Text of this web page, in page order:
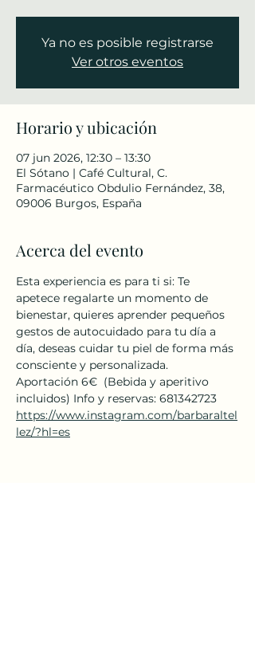
Ya no es posible registrarse
Ver otros eventos
Horario y ubicación
07 jun 2026, 12:30 – 13:30
El Sótano | Café Cultural, C.
Farmacéutico Obdulio Fernández, 38,
09006 Burgos, España
Acerca del evento
Esta experiencia es para ti si: Te
apetece regalarte un momento de
bienestar, quieres aprender pequeños
gestos de autocuidado para tu día a
día, deseas cuidar tu piel de forma más
consciente y personalizada.
Aportación 6€  (Bebida y aperitivo
incluidos) Info y reservas: 681342723
https://www.instagram.com/barbaraltel
lez/?hl=es